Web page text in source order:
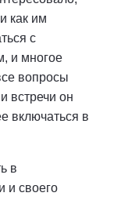
как им
с
и многое
вопросы
встречи он
включаться в
в
и своего